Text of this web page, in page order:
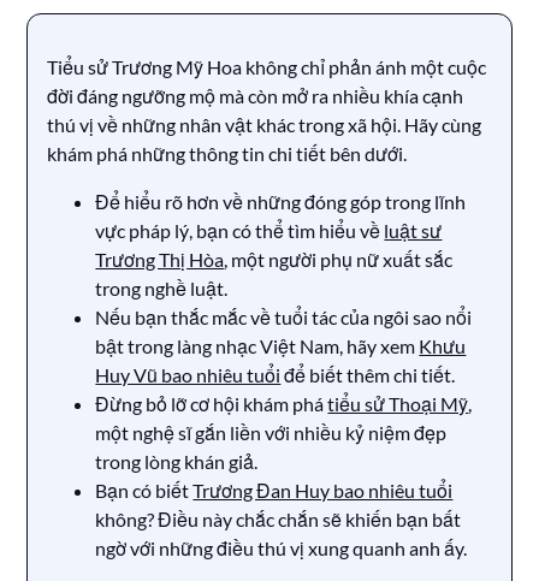
Tiểu sử Trương Mỹ Hoa không chỉ phản ánh một cuộc
đời đáng ngưỡng mộ mà còn mở ra nhiều khía cạnh
thú vị về những nhân vật khác trong xã hội. Hãy cùng
khám phá những thông tin chi tiết bên dưới.
Để hiểu rõ hơn về những đóng góp trong lĩnh
vực pháp lý, bạn có thể tìm hiểu về luật sư
Trương Thị Hòa, một người phụ nữ xuất sắc
trong nghề luật.
Nếu bạn thắc mắc về tuổi tác của ngôi sao nổi
bật trong làng nhạc Việt Nam, hãy xem Khưu
Huy Vũ bao nhiêu tuổi để biết thêm chi tiết.
Đừng bỏ lỡ cơ hội khám phátiểu sử Thoại Mỹ,
một nghệ sĩ gắn liền với nhiều kỷ niệm đẹp
trong lòng khán giả.
Bạn có biếtTrương Đan Huy bao nhiêu tuổi
không? Điều này chắc chắn sẽ khiến bạn bất
ngờ với những điều thú vị xung quanh anh ấy.